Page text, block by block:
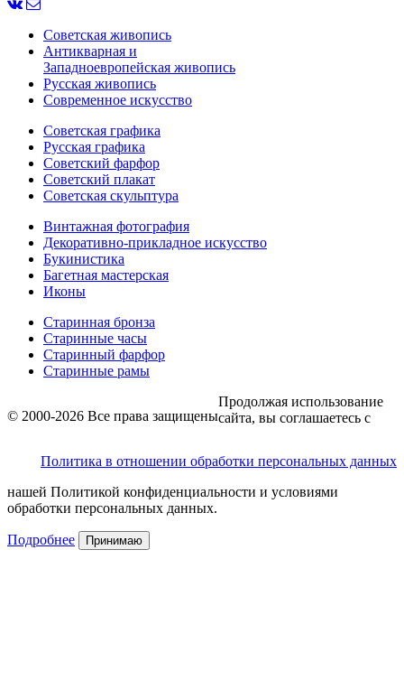
Советская живопись
Антикварная и
Западноевропейская живопись
Русская живопись
Современное искусство
Советская графика
Русская графика
Советский фарфор
Советский плакат
Советская скульптура
Винтажная фотография
Декоративно-прикладное искусство
Букинистика
Багетная мастерская
Иконы
Старинная бронза
Старинные часы
Старинный фарфор
Старинные рамы
© 2000-2026 Все права защищены
Политика в отношении обработки персональных данных
Продолжая использование
сайта, вы соглашаетесь с
нашей Политикой конфиденциальности и условиями
обработки персональных данных.
Подробнее Принимаю